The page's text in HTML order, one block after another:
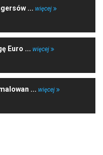
... więcej
Euro ... więcej
... więcej